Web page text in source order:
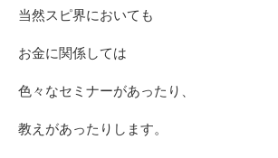
当然スピ界においても
お金に関係しては
色々なセミナーがあったり、
教えがあったりします。